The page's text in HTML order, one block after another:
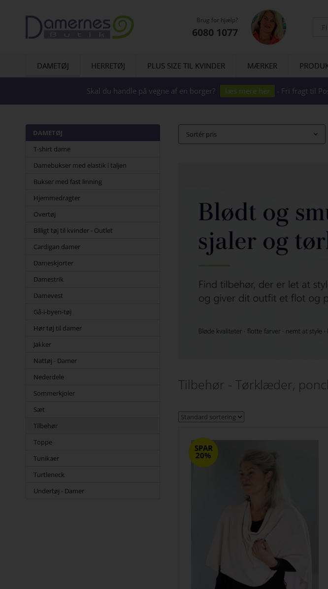
Brug for hjælp?
6080 1077
DAMETØJ HERRETØJ PLUS SIZE TIL KVINDER MÆRKER
Skal du handle på vegne af en borger? læs mere her - Fri fragt til
DAMETØJ
T-shirt dame
Damebukser med elastik i taljen
Bukser med fast linning
Hjemmedragter
Overtøj
Billigt tøj til kvinder - Outlet
Cardigan damer
Dameskjorter
Damestrik
Damevest
Gå-i-byen-tøj
Hør tøj til damer
Jakker
Nattøj - Damer
Nederdele
Sommerkjoler
Sæt
Tilbehør
Toppe
Tunikaer
Turtleneck
Undertøj - Damer
Sortér pris
Tilbehør - Tørklæder,
SPAR
20%